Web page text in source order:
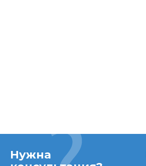
Нужна